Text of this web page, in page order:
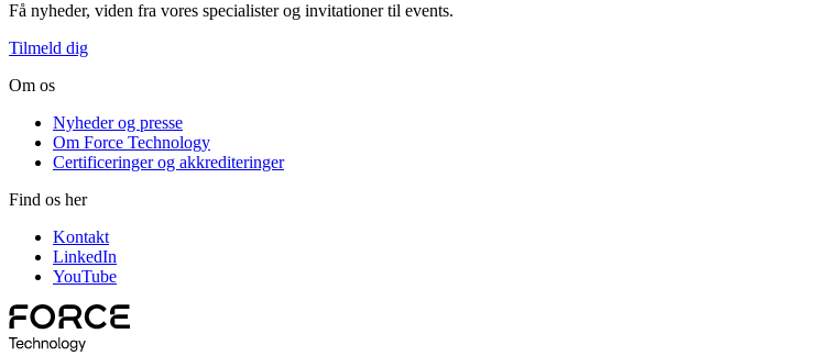
Få nyheder, viden fra vores specialister og invitationer til events.
Tilmeld dig
Om os
Nyheder og presse
Om Force Technology
Certificeringer og akkrediteringer
Find os her
Kontakt
LinkedIn
YouTube